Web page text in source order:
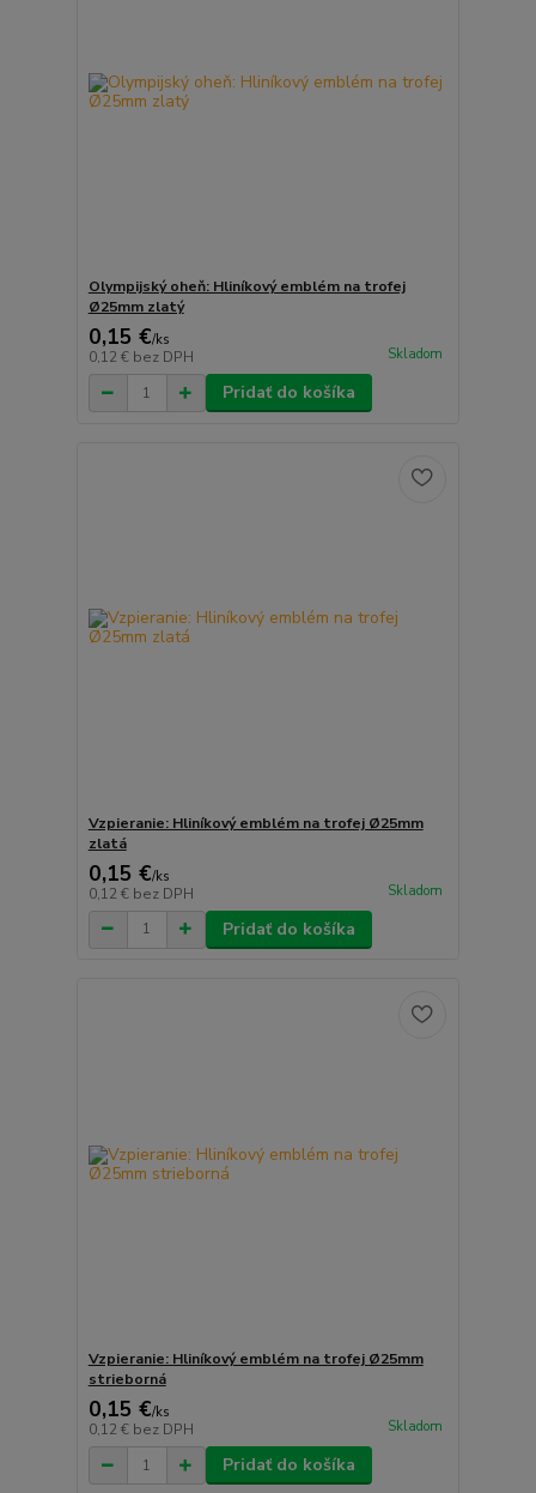
Olympijský oheň: Hliníkový emblém na trofej
Ø25mm zlatý
0,15 €/ks
0,12 € bez DPH Skladom
Pridať do košíka
Vzpieranie: Hliníkový emblém na trofej Ø25mm
zlatá
0,15 €/ks
0,12 € bez DPH Skladom
Pridať do košíka
Vzpieranie: Hliníkový emblém na trofej Ø25mm
strieborná
0,15 €/ks
0,12 € bez DPH Skladom
Pridať do košíka